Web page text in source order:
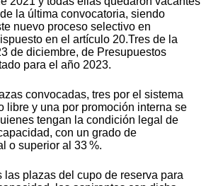
la última convocatoria, siendo
nuevo proceso selectivo en
en el artículo 20.Tres de la
de diciembre, de Presupuestos
para el año 2023.
convocadas, tres por el sistema
libre y una por promoción interna se
tengan la condición legal de
con un grado de
o superior al 33 %.
las plazas del cupo de reserva para